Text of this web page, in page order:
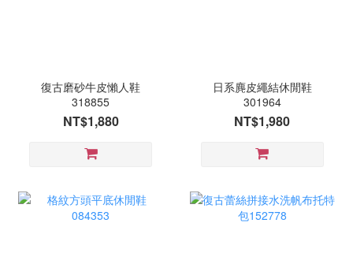
復古磨砂牛皮懶人鞋
318855
NT$1,880
日系麂皮繩結休閒鞋
301964
NT$1,980